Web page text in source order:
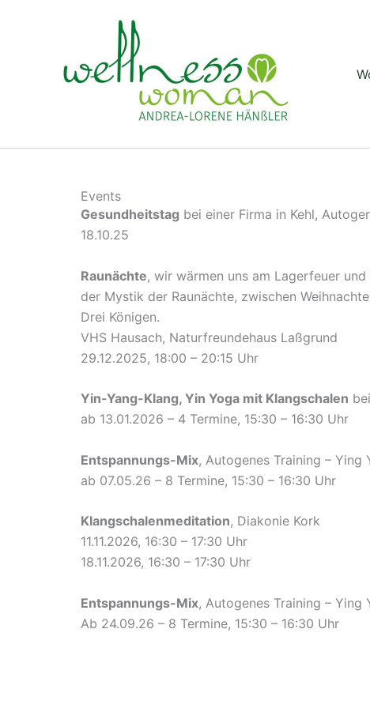
Events
Gesundheitstag bei einer Firma in Kehl,
18.10.25
Raunächte, wir wärmen uns am Lagerfeuer
der Mystik der Raunächte, zwischen
Drei Königen.
VHS Hausach, Naturfreundehaus Laßgrund
29.12.2025, 18:00 – 20:15 Uhr
Yin-Yang-Klang, Yin Yoga mit Klangschalen
ab 13.01.2026 – 4 Termine, 15:30 – 16:30 Uhr
Entspannungs-Mix, Autogenes Training – Ying
ab 07.05.26 – 8 Termine, 15:30 – 16:30 Uhr
Klangschalenmeditation, Diakonie Kork
11.11.2026, 16:30 – 17:30 Uhr
18.11.2026, 16:30 – 17:30 Uhr
Entspannungs-Mix, Autogenes Training – Ying
Ab 24.09.26 – 8 Termine, 15:30 – 16:30 Uhr